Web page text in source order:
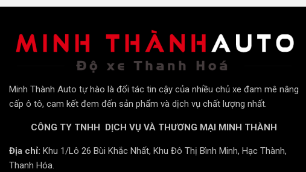
Minh Thành Auto tự hào là đối tác tin cậy của nhiều chủ xe đam mê nâng
cấp ô tô, cam kết đem đến sản phẩm và dịch vụ chất lượng nhất.
CÔNG TY TNHH DỊCH VỤ VÀ THƯƠNG MẠI MINH THÀNH
Địa chỉ: Khu 1/Lô 26 Bùi Khắc Nhất, Khu Đô Thị Bình Minh, Hạc Thành,
Thanh Hóa.